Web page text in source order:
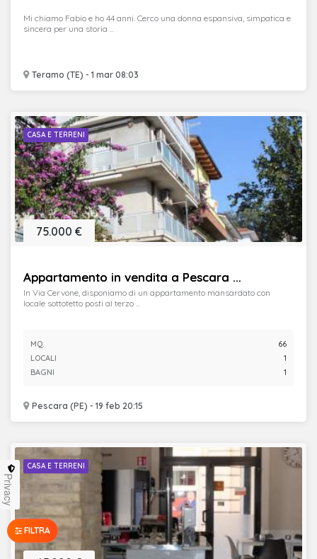
Teramo (TE) - 1 mar 08:03
Mi chiamo Fabio e ho 44 anni. Cerco una donna espansiva, simpatica e
sincera per una storia ...
CASA E TERRENI
Appartamento in vendita a Pescara ...
Pescara (PE) - 19 feb 20:15
75.000 €
In Via Cervone, disponiamo di un appartamento mansardato con
locale sottotetto posti al terzo ...
MQ.
66
LOCALI
1
BAGNI
1
CASA E TERRENI
FILTRA
Privacy